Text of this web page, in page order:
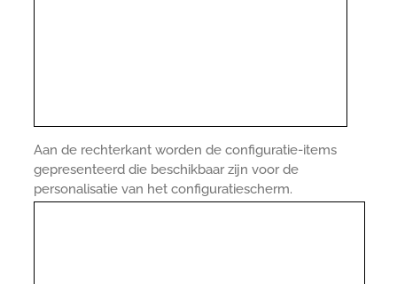
Aan de rechterkant worden de configuratie-items
gepresenteerd die beschikbaar zijn voor de
personalisatie van het configuratiescherm.